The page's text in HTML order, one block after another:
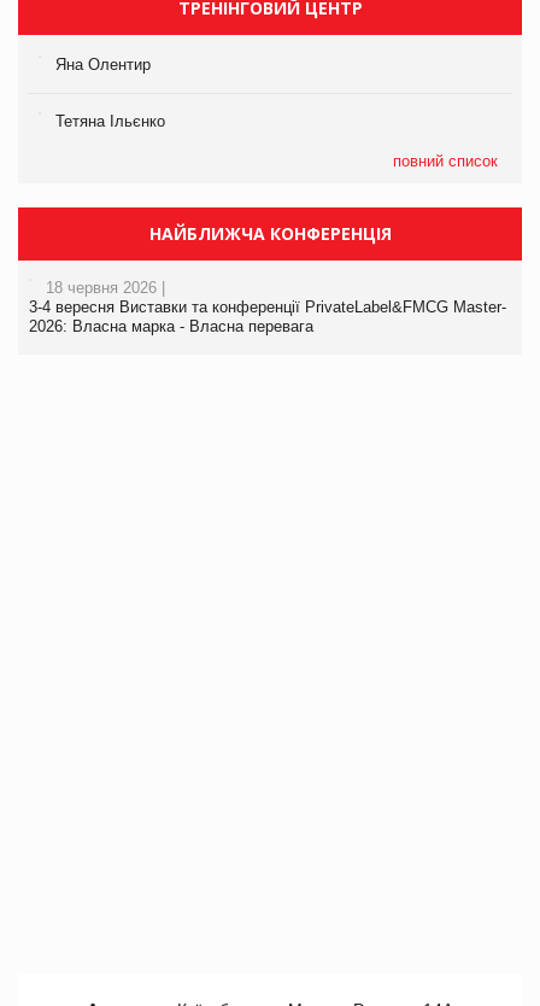
ТРЕНІНГОВИЙ ЦЕНТР
Яна Олентир
Тетяна Ільєнко
повний список
НАЙБЛИЖЧА КОНФЕРЕНЦІЯ
18 червня 2026 |
3-4 вересня Виставки та конференції PrivateLabel&FMCG Master-
2026: Власна марка - Власна перевага